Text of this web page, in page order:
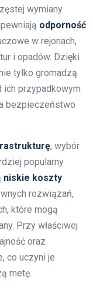
wymiany.
odporność
w rejonach,
i opadów. Dzięki
tylko gromadzą
ich przypadkowym
bezpieczeństwo
, wybór
popularny
niskie koszty
rozwiązań,
które mogą
Przy właściwej
oraz
co uczyni je
metę.